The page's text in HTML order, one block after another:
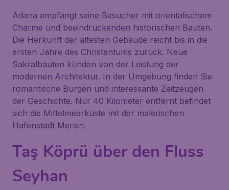
Adana empfängt seine Besucher mit orientalischem
Charme und beeindruckenden historischen Bauten.
Die Herkunft der ältesten Gebäude reicht bis in die
ersten Jahre des Christentums zurück. Neue
Sakralbauten künden von der Leistung der
modernen Architektur. In der Umgebung finden Sie
romantische Burgen und interessante Zeitzeugen
der Geschichte. Nur 40 Kilometer entfernt befindet
sich die Mittelmeerküste mit der malerischen
Hafenstadt Mersin.
Taş Köprü über den Fluss
Seyhan